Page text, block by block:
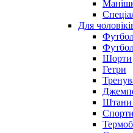
Для
Шорти
Гетри
Штани